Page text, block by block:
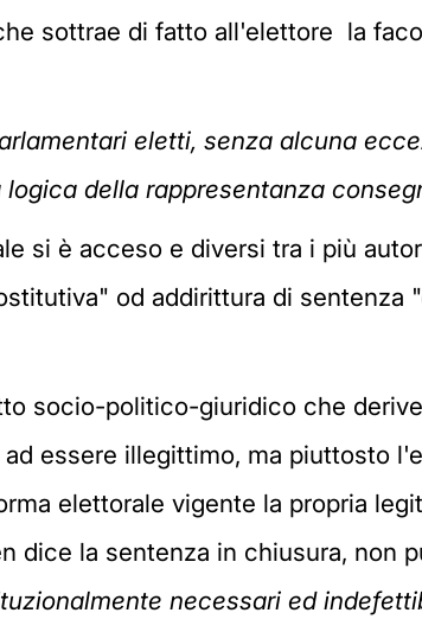
sottrae di fatto all'elettore la
eletti, senza alcuna
della rappresentanza
si è acceso e diversi tra i più
od addirittura di sentenza
socio-politico-giuridico che
essere illegittimo, ma piuttosto
elettorale vigente la propria
dice la sentenza in chiusura, non
necessari ed